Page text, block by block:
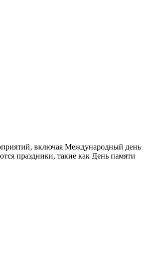
включая Международный день
праздники, такие как День памяти